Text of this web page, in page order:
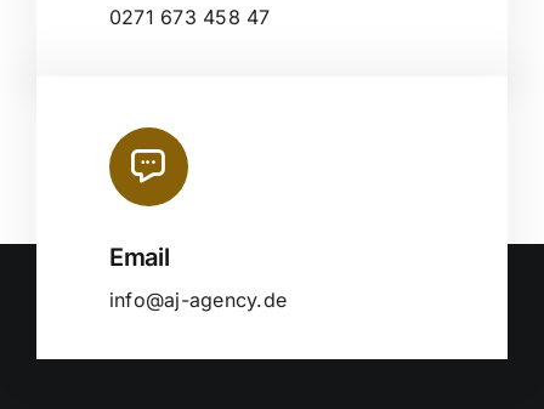
0271 673 458 47
Email
info@aj-agency.de